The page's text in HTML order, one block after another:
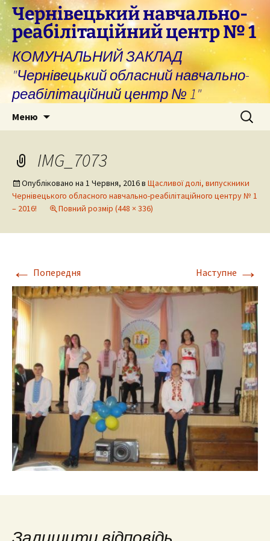
Перейти
до
вмісту
Чернівецький навчально-
реабілітаційний центр № 1
КОМУНАЛЬНИЙ ЗАКЛАД
"Чернівецький обласний навчально-
реабілітаційний центр № 1"
Меню Пошук:
IMG_7073
Опубліковано на 1 Червня, 2016в Щасливої долі, випускники
Чернівецького обласного навчально-реабілітаційного центру № 1
– 2016!
Повний розмір (448 × 336)
← Попередня Наступне →